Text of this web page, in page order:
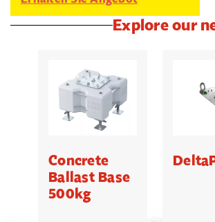
Explore our
Concrete
Ballast Base
500kg